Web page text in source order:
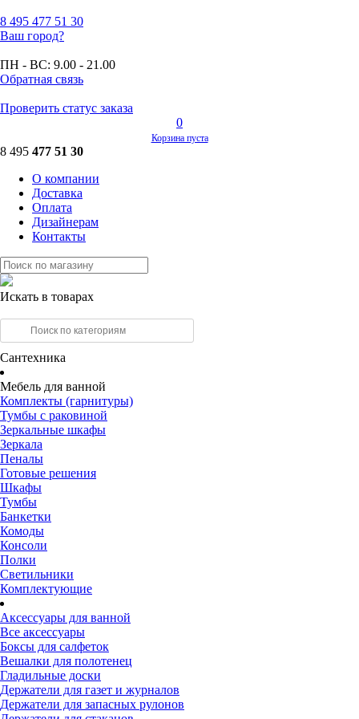
8 495 477 51 30
Ваш город?
ПН - ВС: 9.00 - 21.00
Обратная связь
Проверить статус заказа
0
Корзина пуста
8 495 477 51 30
О компании
Доставка
Оплата
Дизайнерам
Контакты
Искать в товарах
Сантехника
Мебель для ванной
Комплекты (гарнитуры)
Тумбы с раковиной
Зеркальные шкафы
Зеркала
Пеналы
Готовые решения
Шкафы
Тумбы
Банкетки
Комоды
Консоли
Полки
Светильники
Комплектующие
Аксессуары для ванной
Все аксессуары
Боксы для салфеток
Вешалки для полотенец
Гладильные доски
Держатели для газет и журналов
Держатели для запасных рулонов